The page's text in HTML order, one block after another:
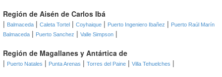
Región de Aisén de Carlos Ibá
| Balmaceda | Caleta Tortel | Coyhaique | Puerto Ingeniero Ibañez | Puerto Raúl Marín
Balmaceda | Puerto Sanchez | Valle Simpson |
Región de Magallanes y Antártica de
| Puerto Natales | Punta Arenas | Torres del Paine | Villa Tehuelches |